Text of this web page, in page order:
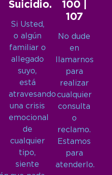
Suicidio.
Si Usted,
o algún
familiar o
allegado
suyo,
está
atravesando
una crisis
emocional
de
cualquier
tipo,
siente
100 |
107
No dude
en
llamarnos
para
realizar
cualquier
consulta
o
reclamo.
Estamos
para
atenderlo.